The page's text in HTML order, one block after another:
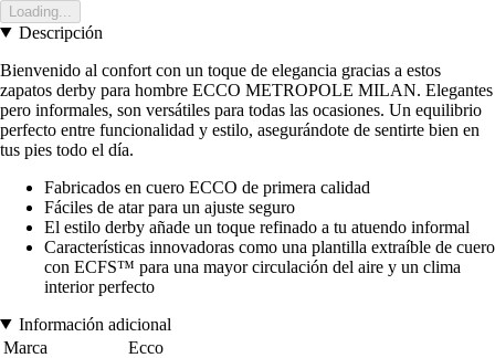
Loading...
Descripción
Bienvenido al confort con un toque de elegancia gracias a estos
zapatos derby para hombre ECCO METROPOLE MILAN. Elegantes
pero informales, son versátiles para todas las ocasiones. Un equilibrio
perfecto entre funcionalidad y estilo, asegurándote de sentirte bien en
tus pies todo el día.
Fabricados en cuero ECCO de primera calidad
Fáciles de atar para un ajuste seguro
El estilo derby añade un toque refinado a tu atuendo informal
Características innovadoras como una plantilla extraíble de cuero
con ECFS™ para una mayor circulación del aire y un clima
interior perfecto
Información adicional
Marca
Ecco